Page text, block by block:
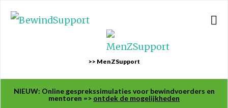
>> MenZSupport
NIEUW: Online gesprekssimulaties voor bewindvoerders en
mentoren => ontdek de mogelijkheden